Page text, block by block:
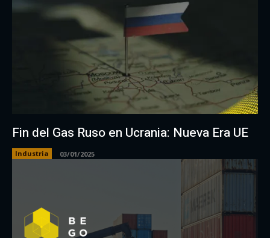
Fin del Gas Ruso en Ucrania: Nueva Era UE
Industria 03/01/2025